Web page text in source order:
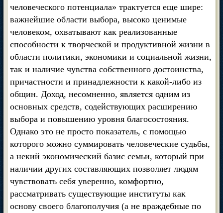
человеческого потенциала» трактуется еще шире:
важнейшие области выбора, высоко ценимые
человеком, охватывают как реализованные
способности к творческой и продуктивной жизни в
области политики, экономики и социальной жизни,
так и наличие чувства собственного достоинства,
причастности и принадлежности к какой-либо из
общин. Доход, несомненно, является одним из
основных средств, содействующих расширению
выбора и повышению уровня благосостояния.
Однако это не просто показатель, с помощью
которого можно суммировать человеческие судьбы,
а некий экономический базис семьи, который при
наличии других составляющих позволяет людям
чувствовать себя уверенно, комфортно,
рассматривать существующие институты как
основу своего благополучия (а не враждебные по